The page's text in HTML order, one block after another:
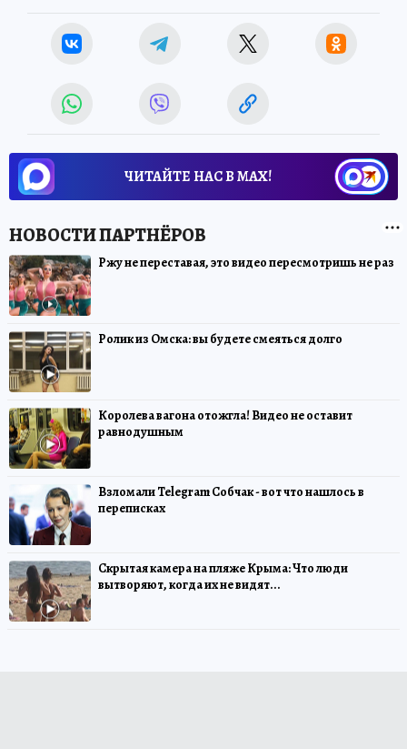
ЧИТАЙТЕ НАС В МАХ!
Ржу не переставая, это видео пересмотришь не раз
Ролик из Омска: вы будете смеяться долго
Королева вагона отожгла! Видео не оставит
равнодушным
Взломали Telegram Собчак - вот что нашлось в
переписках
Скрытая камера на пляже Крыма: Что люди
вытворяют, когда их не видят...